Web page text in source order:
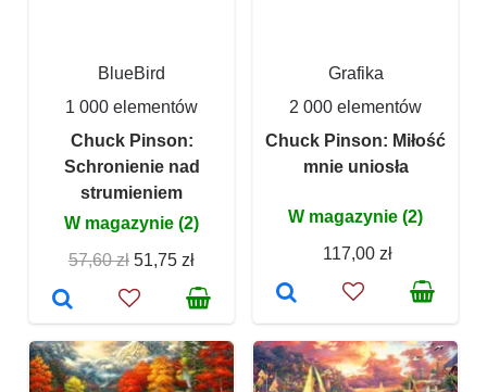
BlueBird
1 000 elementów
Chuck Pinson:
Schronienie nad
strumieniem
W magazynie (2)
57,60 zł 51,75 zł
Grafika
2 000 elementów
Chuck Pinson: Miłość
mnie uniosła
W magazynie (2)
117,00 zł